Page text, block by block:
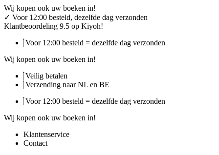
Ga
naar
de
Wij kopen ook uw boeken in!
✓ Voor 12:00 besteld, dezelfde dag verzonden
Klantbeoordeling 9.5 op Kiyoh!
Voor 12:00 besteld = dezelfde dag verzonden
Wij kopen ook uw boeken in!
Veilig betalen
Verzending naar NL en BE
Voor 12:00 besteld = dezelfde dag verzonden
Wij kopen ook uw boeken in!
Klantenservice
Contact